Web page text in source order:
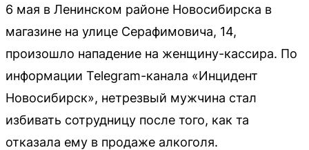
6 мая в Ленинском районе Новосибирска в
магазине на улице Серафимовича, 14,
произошло нападение на женщину-кассира. По
информации Telegram-канала «Инцидент
Новосибирск», нетрезвый мужчина стал
избивать сотрудницу после того, как та
отказала ему в продаже алкоголя.